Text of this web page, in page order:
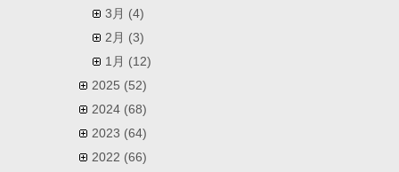
3月 (4)
2月 (3)
1月 (12)
2025 (52)
2024 (68)
2023 (64)
2022 (66)